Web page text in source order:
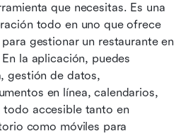
que necesitas. Es una
todo en uno que ofrece
gestionar un restaurante en
la aplicación, puedes
gestión de datos,
en línea, calendarios,
todo accesible tanto en
como móviles para